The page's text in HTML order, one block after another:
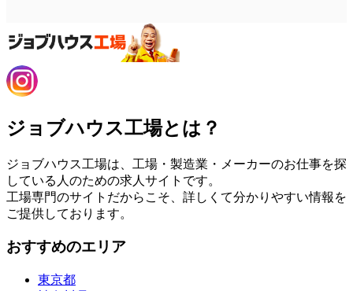
ジョブハウス工場とは？
ジョブハウス工場は、工場・製造業・メーカーのお仕事を探
している人のための求人サイトです。
工場専門のサイトだからこそ、詳しくて分かりやすい情報を
ご提供しております。
おすすめのエリア
東京都